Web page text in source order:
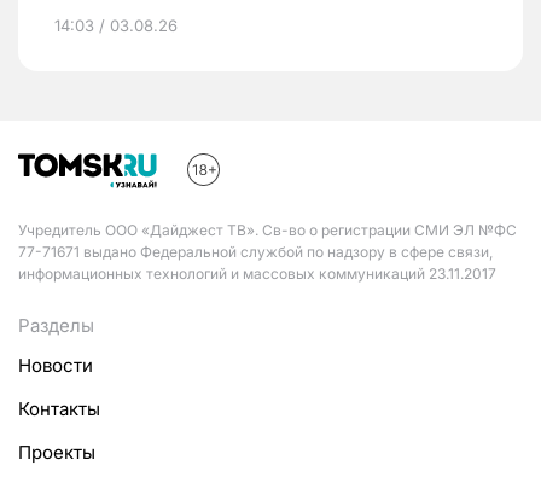
14:03 / 03.08.26
Учредитель ООО «Дайджест ТВ». Св-во о регистрации СМИ ЭЛ №ФС
77-71671 выдано Федеральной службой по надзору в сфере связи,
информационных технологий и массовых коммуникаций 23.11.2017
Разделы
Новости
Контакты
Проекты